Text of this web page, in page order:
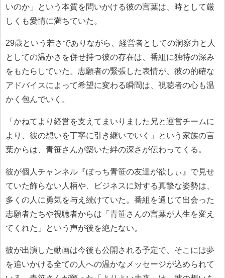
いのか」という本質を問いかける彼の言葉は、時として厳
しくも愛情に満ちていた。
29歳という若さでありながら、経営者としての洞察力と人
としての温かさを併せ持つ彼の存在は、番組に独特の深み
をもたらしていた。志願者の緊張した表情が、彼の的確な
アドバイスによって希望に変わる瞬間は、視聴者の心も温
かく包んでいく。
「かねてより経営を支えてまいりました兄と運営チームに
より、彼の想いを丁寧に引き継いでいく」という家族の言
葉からは、青笹さんが築いた絆の深さが伝わってくる。
彼が個人チャンネル『ぼっち青笹の友達が欲しぃ』で見せ
ていた飾らない人柄や、ビジネスに対する真摯な姿勢は、
多くの人に勇気を与え続けていた。番組を通じて出会った
志願者たちや視聴者からは「青笹さんの言葉が人生を変え
てくれた」という声が後を絶たない。
彼が出演した動画は今後も公開される予定で、そこには夢
を追いかける全ての人への温かなメッセージが込められて